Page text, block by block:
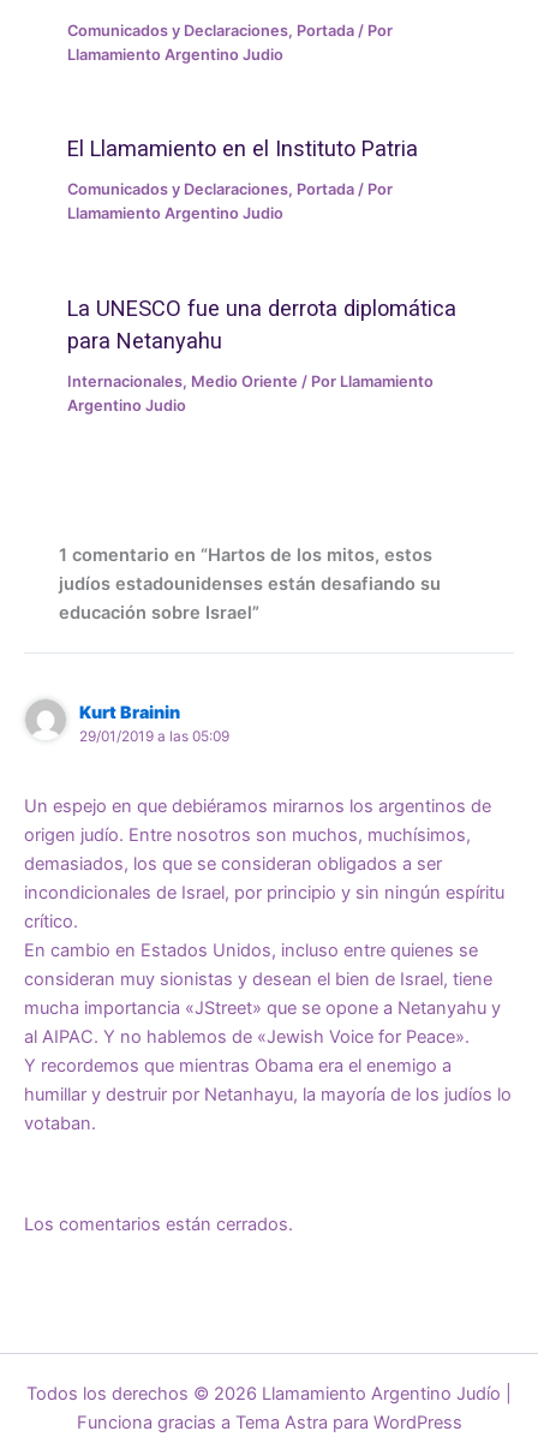
Comunicados y Declaraciones, Portada / Por
Llamamiento Argentino Judio
El Llamamiento en el Instituto Patria
Comunicados y Declaraciones, Portada / Por
Llamamiento Argentino Judio
La UNESCO fue una derrota diplomática
para Netanyahu
Internacionales, Medio Oriente / Por Llamamiento
Argentino Judio
1 comentario en “Hartos de los mitos, estos
judíos estadounidenses están desafiando su
educación sobre Israel”
Kurt Brainin
29/01/2019 a las 05:09
Un espejo en que debiéramos mirarnos los argentinos de
origen judío. Entre nosotros son muchos, muchísimos,
demasiados, los que se consideran obligados a ser
incondicionales de Israel, por principio y sin ningún espíritu
crítico.
En cambio en Estados Unidos, incluso entre quienes se
consideran muy sionistas y desean el bien de Israel, tiene
mucha importancia «JStreet» que se opone a Netanyahu y
al AIPAC. Y no hablemos de «Jewish Voice for Peace».
Y recordemos que mientras Obama era el enemigo a
humillar y destruir por Netanhayu, la mayoría de los judíos lo
votaban.
Los comentarios están cerrados.
Todos los derechos © 2026 Llamamiento Argentino Judío |
Funciona gracias a Tema Astra para WordPress